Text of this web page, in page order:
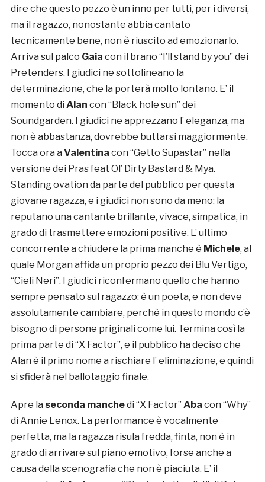
dire che questo pezzo è un inno per tutti, per i diversi,
ma il ragazzo, nonostante abbia cantato
tecnicamente bene, non è riuscito ad emozionarlo.
Arriva sul palco Gaia con il brano “I’ll stand by you” dei
Pretenders. I giudici ne sottolineano la
determinazione, che la porterà molto lontano. E’ il
momento di Alan con “Black hole sun” dei
Soundgarden. I giudici ne apprezzano l’ eleganza, ma
non è abbastanza, dovrebbe buttarsi maggiormente.
Tocca ora a Valentina con “Getto Supastar” nella
versione dei Pras feat Ol’ Dirty Bastard & Mya.
Standing ovation da parte del pubblico per questa
giovane ragazza, e i giudici non sono da meno: la
reputano una cantante brillante, vivace, simpatica, in
grado di trasmettere emozioni positive. L’ ultimo
concorrente a chiudere la prima manche è Michele, al
quale Morgan affida un proprio pezzo dei Blu Vertigo,
“Cieli Neri”. I giudici riconfermano quello che hanno
sempre pensato sul ragazzo: è un poeta, e non deve
assolutamente cambiare, perchè in questo mondo c’è
bisogno di persone priginali come lui. Termina così la
prima parte di “X Factor”, e il pubblico ha deciso che
Alan è il primo nome a rischiare l’ eliminazione, e quindi
si sfiderà nel ballotaggio finale.
Apre la seconda manchedi “X Factor” Aba con “Why”
di Annie Lenox. La performance è vocalmente
perfetta, ma la ragazza risula fredda, finta, non è in
grado di arrivare sul piano emotivo, forse anche a
causa della scenografia che non è piaciuta. E’ il